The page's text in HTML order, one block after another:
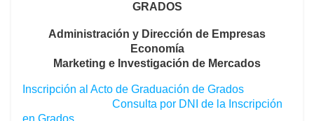
GRADOS
Administración y Dirección de Empresas
Economía
Marketing e Investigación de Mercados
Inscripción al Acto de Graduación de Grados
Consulta por DNI de la Inscripción